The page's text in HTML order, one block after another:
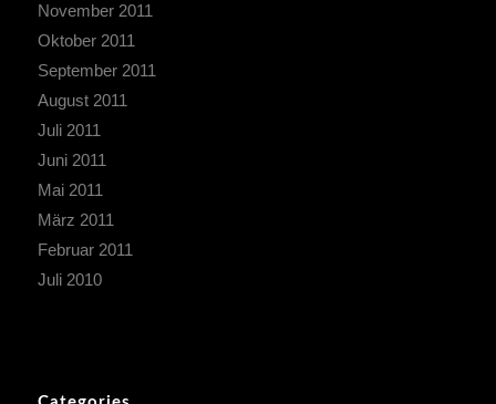
November 2011
Oktober 2011
September 2011
August 2011
Juli 2011
Juni 2011
Mai 2011
März 2011
Februar 2011
Juli 2010